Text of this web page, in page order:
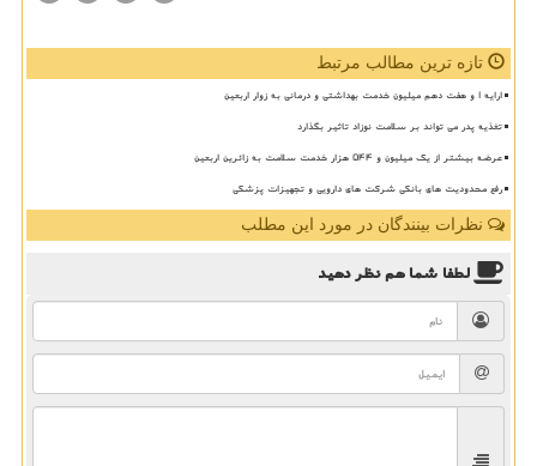
تازه ترین مطالب مرتبط
ارایه ۱ و هفت دهم میلیون خدمت بهداشتی و درمانی به زوار اربعین
تغذیه پدر می تواند بر سلامت نوزاد تاثیر بگذارد
عرضه بیشتر از یک میلیون و ۵۴۴ هزار خدمت سلامت به زائرین اربعین
رفع محدودیت های بانکی شرکت های دارویی و تجهیزات پزشکی
نظرات بینندگان در مورد این مطلب
لطفا شما همنظر دهید